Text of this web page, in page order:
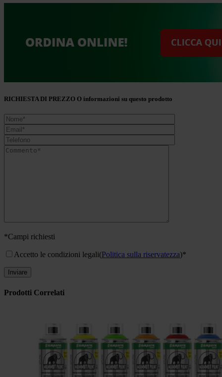
RICHIESTA DI PREZZO O informazioni su questo prodotto
*Campi richiesti
Accetto le condizioni legali(Politica sulla riservatezza)*
Prodotti Correlati